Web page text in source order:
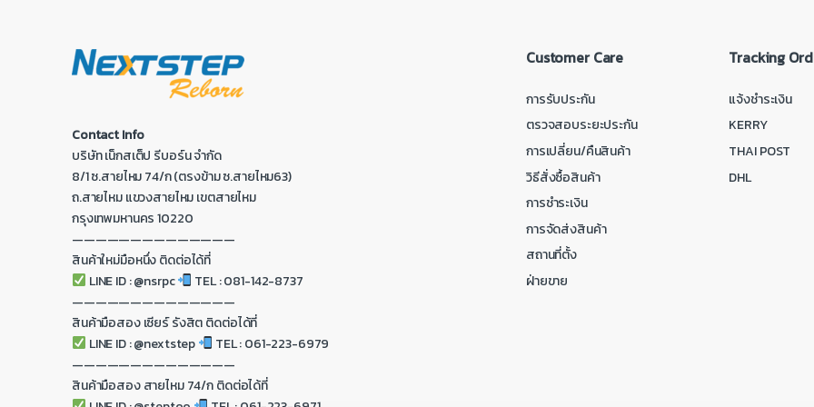
Contact Info
บริษัท เน็กสเต็ป รีบอร์น จำกัด
8/1 ซ.สายไหม 74/ก (ตรงข้าม ซ.สายไหม63)
ถ.สายไหม แขวงสายไหม เขตสายไหม
กรุงเทพมหานคร 10220
——————————————
สินค้าใหม่มือหนึ่ง ติดต่อได้ที่
LINE ID : @nsrpc
TEL : 081-142-8737
——————————————
สินค้ามือสอง เซียร์ รังสิต ติดต่อได้ที่
LINE ID : @nextstep
TEL : 061-223-6979
——————————————
สินค้ามือสอง สายไหม 74/ก ติดต่อได้ที่
Customer Care
การรับประกัน
ตรวจสอบระยะประกัน
การเปลี่ยน/คืนสินค้า
วิธีสั่งซื้อสินค้า
การชำระเงิน
การจัดส่งสินค้า
สถานที่ตั้ง
ฝ่ายขาย
Tracking
แจ้งชำระเงิน
KERRY
THAI POST
DHL